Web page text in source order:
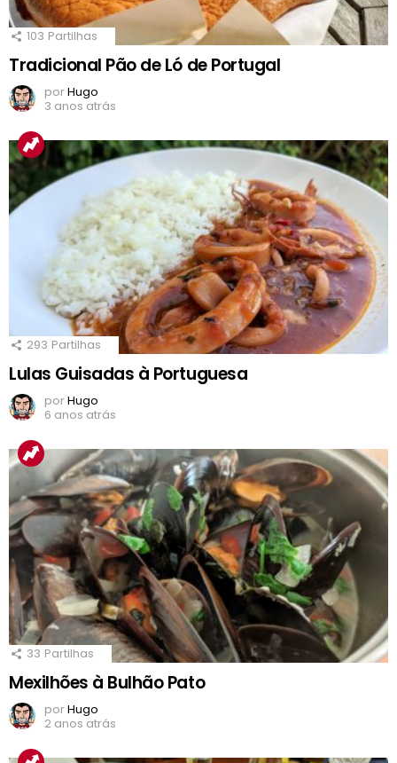
103 Partilhas
Tradicional Pão de Ló de Portugal
porHugo
3 anos atrás
293 Partilhas
Lulas Guisadas à Portuguesa
porHugo
6 anos atrás
33 Partilhas
Mexilhões à Bulhão Pato
porHugo
2 anos atrás